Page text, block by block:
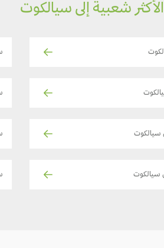
الأكثر شعبية إلى سيالكوت